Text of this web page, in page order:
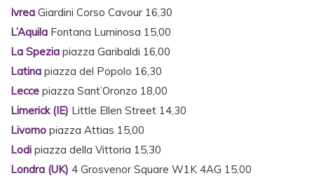
Ivrea Giardini Corso Cavour 16,30
L’Aquila Fontana Luminosa 15,00
La Spezia piazza Garibaldi 16,00
Latina piazza del Popolo 16,30
Lecce piazza Sant’Oronzo 18,00
Limerick (IE) Little Ellen Street 14,30
Livorno piazza Attias 15,00
Lodi piazza della Vittoria 15,30
Londra (UK) 4 Grosvenor Square W1K 4AG 15,00